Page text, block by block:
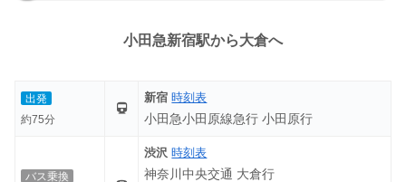
小田急新宿駅から大倉へ
出発
約75分
新宿 時刻表
小田急小田原線急行 小田原行
バス乗換
渋沢 時刻表
神奈川中央交通 大倉行